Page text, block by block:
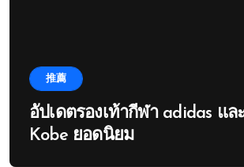
推薦
อัปเดตรองเท้ากีฬา adidas แล
Kobe ยอดนิยม